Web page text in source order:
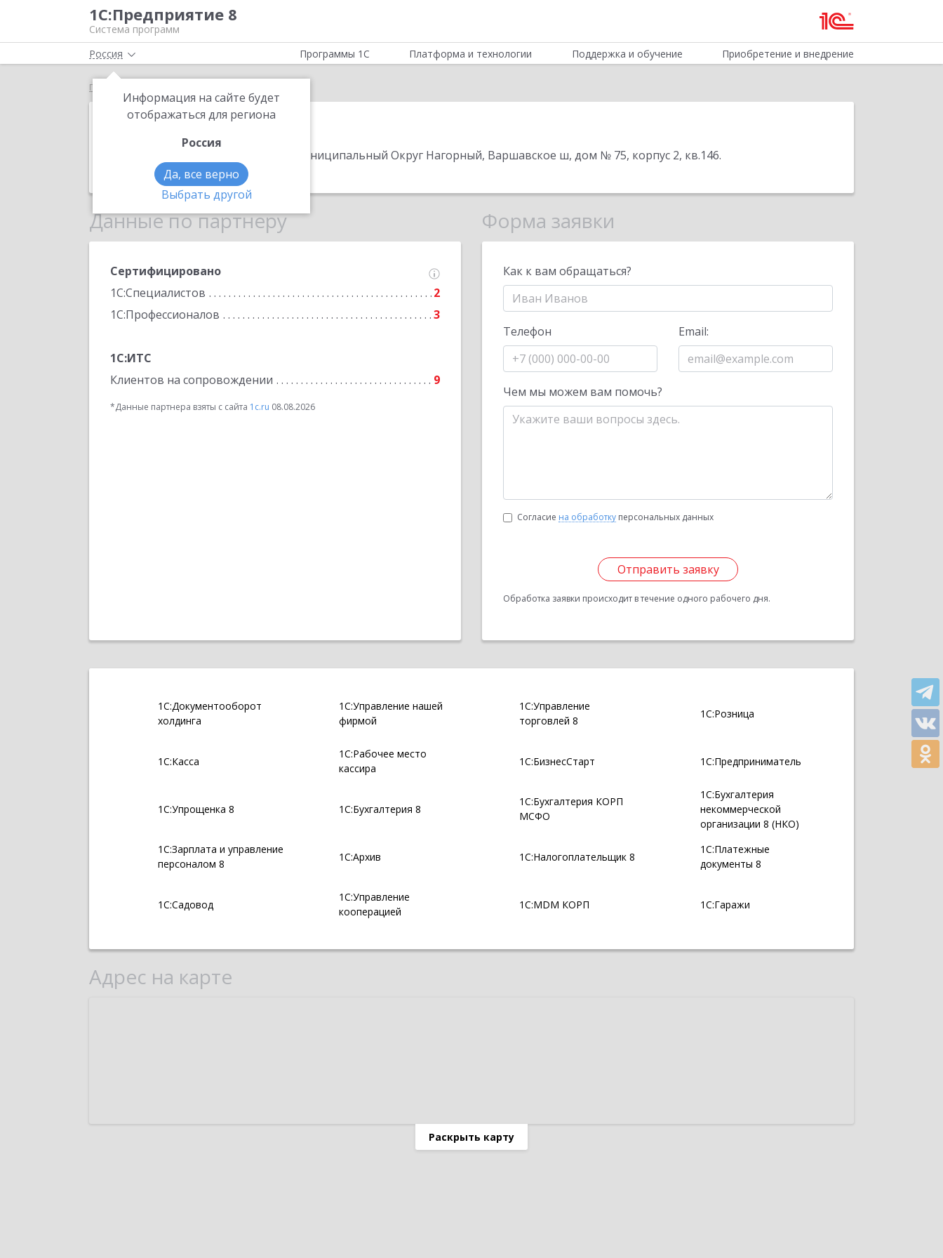
1С:Предприятие 8
Система программ
Россия
Информация на сайте будет
отображаться для региона
Россия
Да, все верно
Выбрать другой
Программы 1С Платформа и технологии Поддержка и обучение Приобретение и внедрение
Главная
ТС-ЛИНК
117556, Москва г, вн.тер.г. Муниципальный Округ Нагорный, Варшавское ш, дом № 75, корпус 2, кв.146.
Телефон: (985) 951-1582
Данные по партнеру
Сертифицировано
1С:Специалистов
2
1С:Профессионалов
3
1С:ИТС
Клиентов на сопровождении
9
*Данные партнера взяты с сайта 1c.ru 08.08.2026
Форма заявки
Как к вам обращаться?
Телефон Email:
Чем мы можем вам помочь?
Согласие на обработку персональных данных
Отправить заявку
Обработка заявки происходит в течение одного рабочего дня.
1С:Документооборот
холдинга
1С:Управление нашей
фирмой
1С:Управление
торговлей 8
1С:Розница
1С:Касса
1С:Рабочее место
кассира
1С:БизнесСтарт 1С:Предприниматель
1С:Упрощенка 8 1С:Бухгалтерия 8
1С:Бухгалтерия КОРП
МСФО
1С:Бухгалтерия
некоммерческой
организации 8 (НКО)
1С:Зарплата и управление
персоналом 8
1С:Архив 1С:Налогоплательщик 8
1С:Платежные
документы 8
1С:Садовод
1С:Управление
кооперацией
1С:MDM КОРП 1С:Гаражи
Адрес на карте
Раскрыть карту